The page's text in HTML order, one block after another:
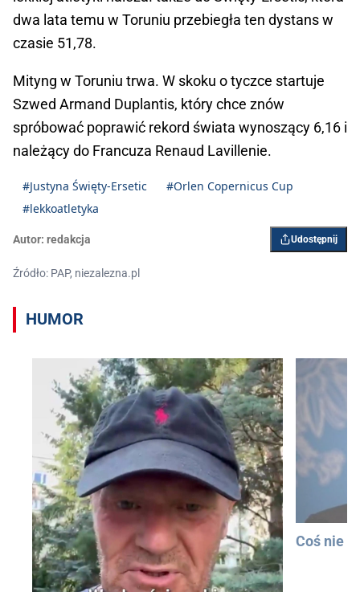
dwa lata temu w Toruniu przebiegła ten dystans w
czasie 51,78.
Mityng w Toruniu trwa. W skoku o tyczce startuje
Szwed Armand Duplantis, który chce znów
spróbować poprawić rekord świata wynoszący 6,16 i
należący do Francuza Renaud Lavillenie.
#Justyna Święty-Ersetic
#Orlen Copernicus Cup
#lekkoatletyka
Autor: redakcja Udostępnij
Źródło: PAP, niezalezna.pl
HUMOR
Coś nie